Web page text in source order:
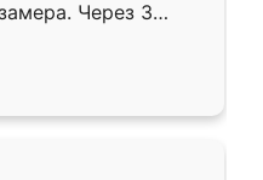
Через 3
Остались
Ренессанс
работу!